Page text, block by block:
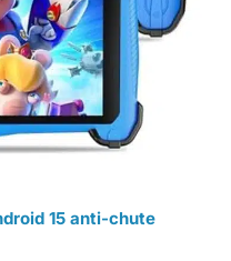
15 anti-chute